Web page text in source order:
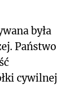
była
Państwo
cywilnej